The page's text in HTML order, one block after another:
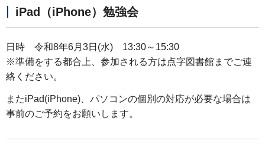
iPad（iPhone）勉強会
日時 令和8年6月3日(水) 13:30～15:30
※準備をする都合上、参加される方は点字図書館までご連
絡ください。
またiPad(iPhone)、パソコンの個別の対応が必要な場合は
事前のご予約をお願いします。